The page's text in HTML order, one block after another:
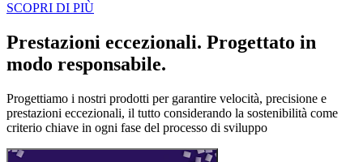
SCOPRI DI PIÙ
Prestazioni eccezionali. Progettato in
modo responsabile.
Progettiamo i nostri prodotti per garantire velocità, precisione e
prestazioni eccezionali, il tutto considerando la sostenibilità come
criterio chiave in ogni fase del processo di sviluppo